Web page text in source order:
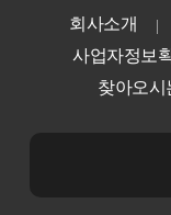
회사소개
사업자정보
찾아오시